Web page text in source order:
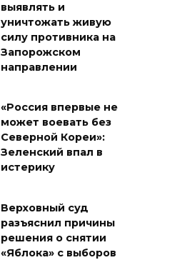
выявлять и
уничтожать живую
силу противника на
Запорожском
направлении
«Россия впервые не
может воевать без
Северной Кореи»:
Зеленский впал в
истерику
Верховный суд
разъяснил причины
решения о снятии
«Яблока» с выборов